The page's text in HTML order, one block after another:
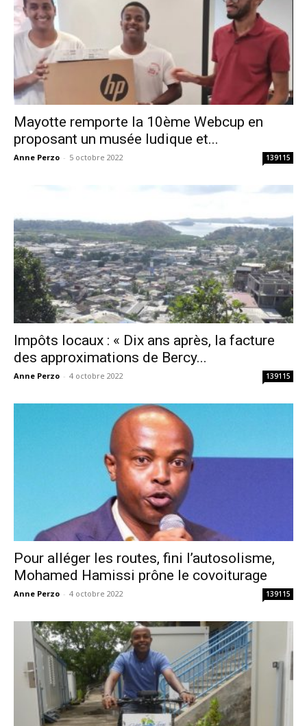
Mayotte remporte la 10ème Webcup en
proposant un musée ludique et...
Anne Perzo - 5 octobre 2022 139115
Impôts locaux : « Dix ans après, la facture
des approximations de Bercy...
Anne Perzo - 4 octobre 2022 139115
Pour alléger les routes, fini l’autosolisme,
Mohamed Hamissi prône le covoiturage
Anne Perzo - 4 octobre 2022 139115